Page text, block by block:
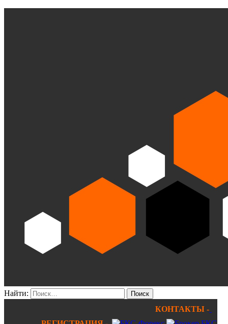
Найти:
КОНТАКТЫ -